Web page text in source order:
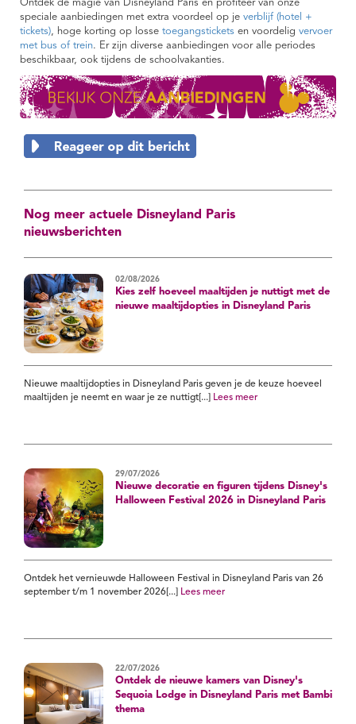
Ontdek de magie van Disneyland Paris en profiteer van onze
speciale aanbiedingen met extra voordeel op je verblijf (hotel +
tickets), hoge korting op losse toegangstickets en voordelig vervoer
met bus of trein. Er zijn diverse aanbiedingen voor alle periodes
beschikbaar, ook tijdens de schoolvakanties.
Nog meer actuele Disneyland Paris
nieuwsberichten
02/08/2026
Kies zelf hoeveel maaltijden je nuttigt met de
nieuwe maaltijdopties in Disneyland Paris
Nieuwe maaltijdopties in Disneyland Paris geven je de keuze hoeveel
maaltijden je neemt en waar je ze nuttigt[...]
Lees meer
29/07/2026
Nieuwe decoratie en figuren tijdens Disney's
Halloween Festival 2026 in Disneyland Paris
Ontdek het vernieuwde Halloween Festival in Disneyland Paris van 26
september t/m 1 november 2026[...]
Lees meer
22/07/2026
Ontdek de nieuwe kamers van Disney's
Sequoia Lodge in Disneyland Paris met Bambi
thema